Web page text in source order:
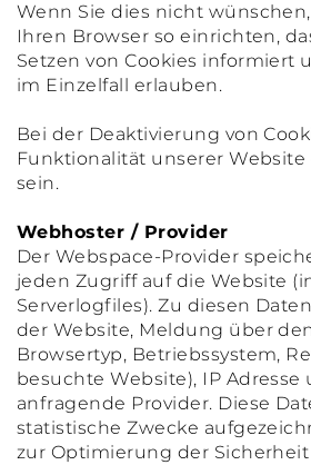
Wenn Sie dies nicht
Ihren Browser so einrichten,
Setzen von Cookies informiert
im Einzelfall erlauben.
Bei der Deaktivierung von
Funktionalität unserer
sein.
Webhoster / Provider
Der Webspace-Provider
jeden Zugriff auf die Website
Serverlogfiles). Zu diesen
der Website, Meldung über
Browsertyp, Betriebssystem,
besuchte Website), IP Adresse
anfragende Provider. Diese
statistische Zwecke
zur Optimierung der Sicherheit